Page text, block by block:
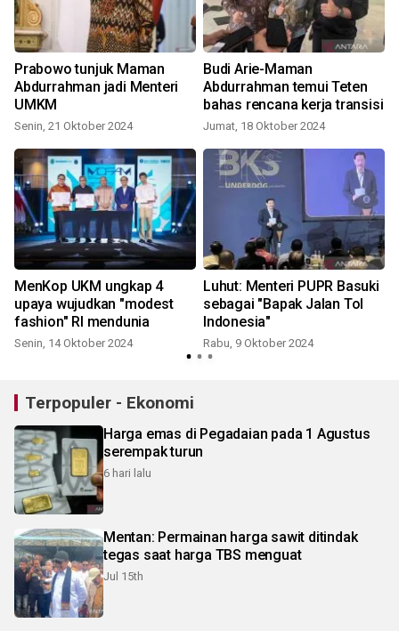
Prabowo tunjuk Maman
Abdurrahman jadi Menteri
UMKM
Senin, 21 Oktober 2024
Budi Arie-Maman
Abdurrahman temui Teten
bahas rencana kerja transisi
Jumat, 18 Oktober 2024
MenKop UKM ungkap 4
upaya wujudkan "modest
fashion" RI mendunia
Senin, 14 Oktober 2024
Luhut: Menteri PUPR Basuki
sebagai "Bapak Jalan Tol
Indonesia"
Rabu, 9 Oktober 2024
Terpopuler - Ekonomi
Harga emas di Pegadaian pada 1 Agustus
serempak turun
6 hari lalu
Mentan: Permainan harga sawit ditindak
tegas saat harga TBS menguat
Jul 15th